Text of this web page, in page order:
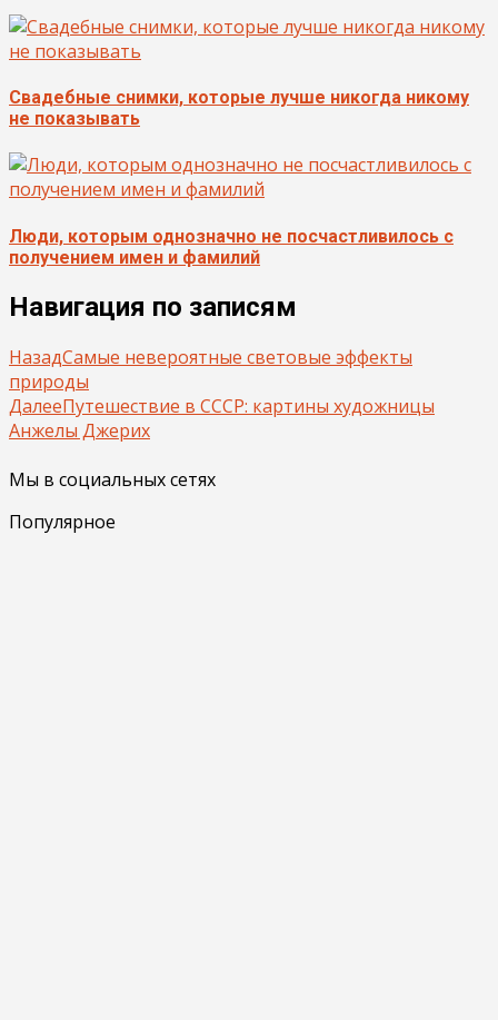
Свадебные снимки, которые лучше никогда никому
не показывать
Люди, которым однозначно не посчастливилось с
получением имен и фамилий
Навигация по записям
НазадСамые невероятные световые эффекты
природы
ДалееПутешествие в СССР: картины художницы
Анжелы Джерих
Мы в социальных сетях
Популярное